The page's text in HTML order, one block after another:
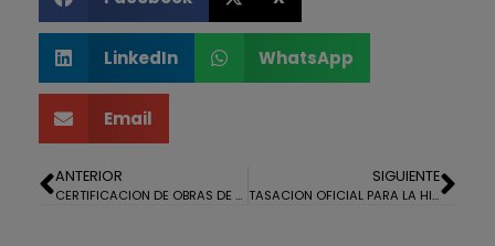
LinkedIn WhatsApp
Email
ANTERIOR
CERTIFICACION DE OBRAS DE UNA VIVIENDA EN CONSTRUCCIÓN EN LA MONACILLA
SIGUIENTE
TASACION OFICIAL PARA LA HIPOTECA DE UNA FINCA RUSTICA EN VALVERDE DEL CAMINO